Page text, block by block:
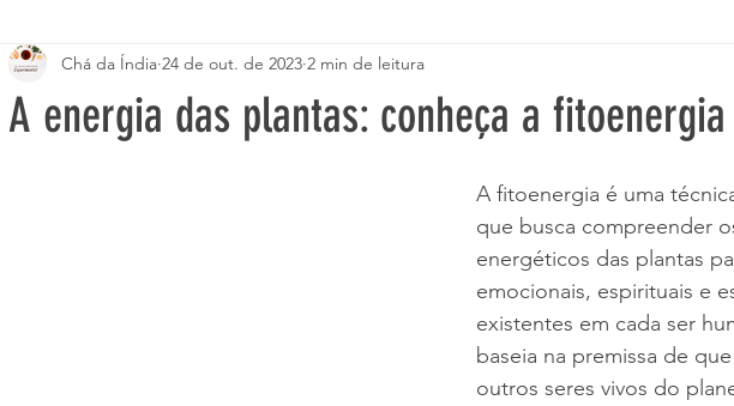
A energia das plantas: conheça a fitoenergia
Chá da Índia 24 de out. de 2023 2 min de leitura
A fitoenergia é uma
que busca compreender
energéticos das plantas
emocionais, espirituais e
existentes em cada ser
baseia na premissa de
outros seres vivos do